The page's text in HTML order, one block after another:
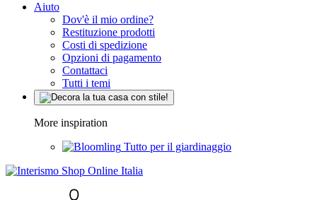
Aiuto
Dov'è il mio ordine?
Restituzione prodotti
Costi di spedizione
Opzioni di pagamento
Contattaci
Tutti i temi
More inspiration
Tutto per il giardinaggio